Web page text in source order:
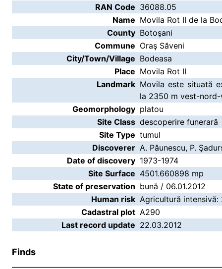
RAN Code 36088.05
Name Movila Rot II de la
County Botoşani
Commune Oraş Săveni
City/Town/Village Bodeasa
Place Movila Rot II
Landmark Movila este situată
la 2350 m vest-
Geomorphology platou
Site Class descoperire funerară
Site Type tumul
Discoverer A. Păunescu, P.
Date of discovery 1973-1974
Site Surface 4501.660898 mp
State of preservation bună / 06.01.2012
Human risk Agricultură intensivă:
Cadastral plot A290
Last record update 22.03.2012
Finds